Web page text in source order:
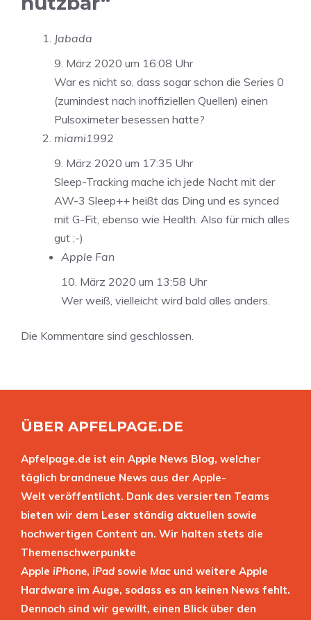
Jabada
9. März 2020 um 16:08 Uhr
War es nicht so, dass sogar schon die Series 0
(zumindest nach inoffiziellen Quellen) einen
Pulsoximeter besessen hatte?
miami1992
9. März 2020 um 17:35 Uhr
Sleep-Tracking mache ich jede Nacht mit der
AW-3 Sleep++ heißt das Ding und es synced
mit G-Fit, ebenso wie Health. Also für mich alles
gut ;-)
Apple Fan
10. März 2020 um 13:58 Uhr
Wer weiß, vielleicht wird bald alles anders.
Die Kommentare sind geschlossen.
ÜBER APFELPAGE.DE
Apfelpage.de ist ein Apple News Blog, welcher
täglich brandneue News aus der Apple-
Welt veröffentlicht. Dank des versierten Teams
bieten wir dem Leser ständig aktuellen sowie
hochwertigen Content an. Wir halten stets die
Themenschwerpunkte
Apple iPhone, iPad sowie Mac und weitere Apple
Hardware im Auge, sodass es an keinen News fehlt.
Dennoch sind wir gewillt, einen Blick über den